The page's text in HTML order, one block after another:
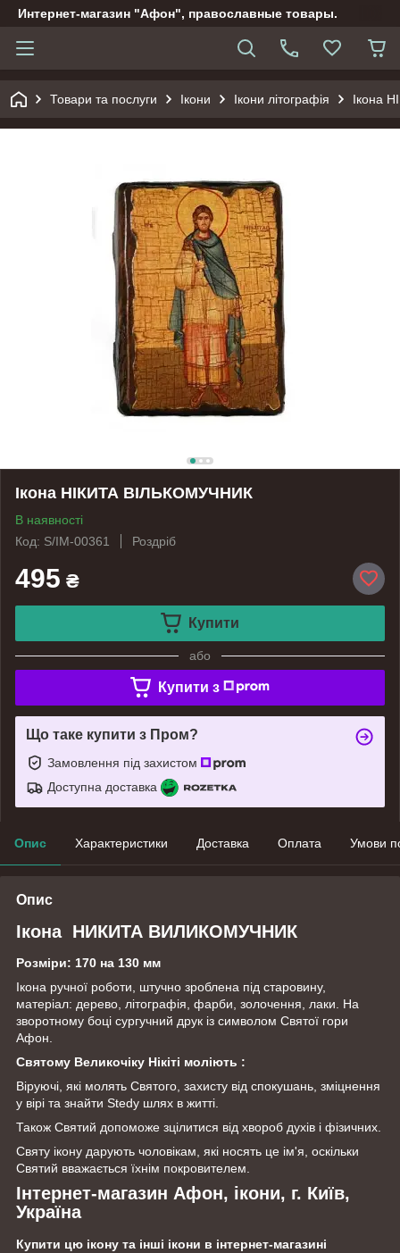
Интернет-магазин "Афон", православные товары.
Товари та послуги Ікони Ікони літографія Ікона
Ікона НІКИТА ВІЛЬКОМУЧНИК
В наявності
Код: S/IM-00361
Роздріб
495 ₴
Купити
або
Купити з
Що таке купити з Пром?
Замовлення під захистом
Доступна доставка
Опис Характеристики Доставка Оплата Умови
Опис
Ікона НИКИТА ВИЛИКОМУЧНИК
Розміри: 170 на 130 мм
Ікона ручної роботи, штучно зроблена під старовину,
матеріал: дерево, літографія, фарби, золочення, лаки. На
зворотному боці сургучний друк із символом Святої гори
Афон.
Святому Великочіку Нікіті моліють :
Віруючі, які молять Святого, захисту від спокушань, зміцнення
у вірі та знайти Stedy шлях в житті.
Також Святий допоможе зцілитися від хвороб духів і фізичних.
Святу ікону дарують чоловікам, які носять це ім'я, оскільки
Святий вважається їхнім покровителем.
Інтернет-магазин Афон, ікони, г. Київ,
Україна
Купити цю ікону та інші ікони в інтернет-магазині